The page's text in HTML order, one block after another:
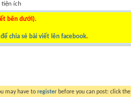
tiện ích
bên dưới).
để chia sẻ bài viết lên facebook.
may have to register before you can post: click